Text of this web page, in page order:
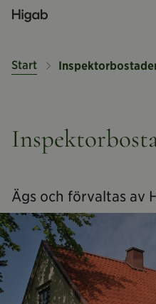
Start
Ägs och förvaltas av